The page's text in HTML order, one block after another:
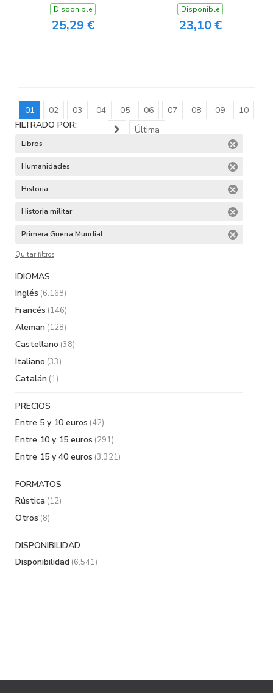
Disponible
25,29 €
Disponible
23,10 €
01 02 03 04 05 06 07 08 09
10
Última
FILTRADO POR:
Libros
Humanidades
Historia
Historia militar
Primera Guerra Mundial
Quitar filtros
IDIOMAS
Inglés (6.168)
Francés (146)
Aleman (128)
Castellano (38)
Italiano (33)
Catalán (1)
PRECIOS
Entre 5 y 10 euros (42)
Entre 10 y 15 euros (291)
Entre 15 y 40 euros (3.321)
FORMATOS
Rústica (12)
Otros (8)
DISPONIBILIDAD
Disponibilidad (6.541)